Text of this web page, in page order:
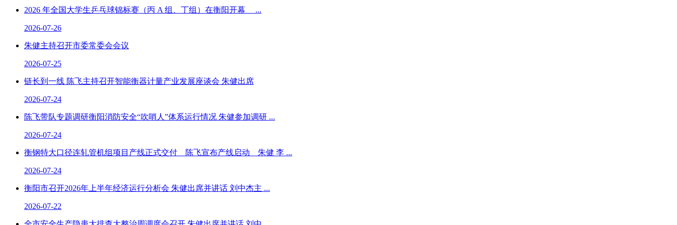
2026 年全国大学生乒乓球锦标赛（丙 A 组、丁组）在衡阳开幕 ...
2026-07-26
朱健主持召开市委常委会会议
2026-07-25
链长到一线 陈飞主持召开智能衡器计量产业发展座谈会 朱健出席
2026-07-24
陈飞带队专题调研衡阳消防安全“吹哨人”体系运行情况 朱健参加调研 ...
2026-07-24
衡钢特大口径连轧管机组项目产线正式交付 陈飞宣布产线启动 朱健 李 ...
2026-07-24
衡阳市召开2026年上半年经济运行分析会 朱健出席并讲话 刘中杰主 ...
2026-07-22